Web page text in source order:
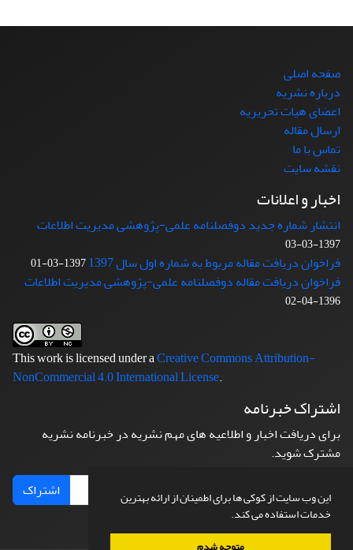
این وب سایت از کوکی ها برای اطمینان از ارائه بهترین
خدمات استفاده می کند.
صفحه اصلی
درباره نشریه
اعضای هیات تحریریه
ارسال مقاله
تماس با ما
نقشه سایت
اخبار و اعلانات
انتشار شماره جدید دوفصلنامه علمی-پژوهشی مدیریت اطلاعات
1397-03-03
فراخوان دریافت مقاله مربوط به شماره اول سال 1397 1397-03-01
فراخوان دریافت مقاله دوفصلنامه علمی-پژوهشی مدیریت اطلاعات
1396-04-02
This work is licensed under aCreative Commons Attribution-
NonCommercial 4.0 International License.
اشتراک خبرنامه
برای دریافت اخبار و اطلاعیه های مهم نشریه در خبرنامه نشریه
مشترک شوید.
اشتراک